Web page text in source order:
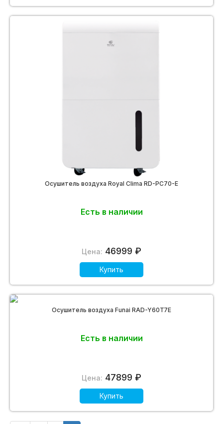
Осушитель воздуха Royal Clima RD-PC70-E
Есть в наличии
Цена: 46999 ₽
Купить
Осушитель воздуха Funai RAD-Y60T7E
Есть в наличии
Цена: 47899 ₽
Купить